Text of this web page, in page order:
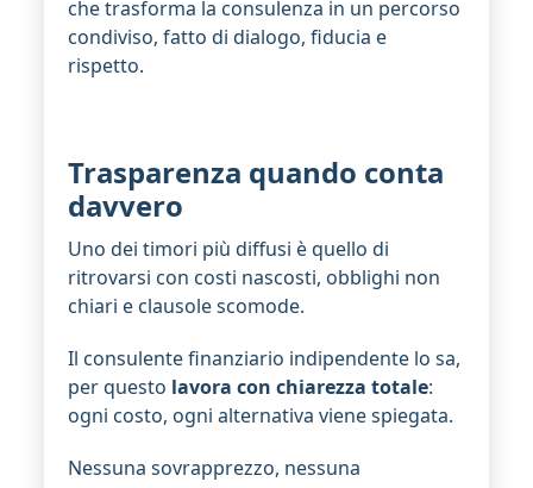
che trasforma la consulenza in un percorso
condiviso, fatto di dialogo, fiducia e
rispetto.
Trasparenza quando conta
davvero
Uno dei timori più diffusi è quello di
ritrovarsi con costi nascosti, obblighi non
chiari e clausole scomode.
Il consulente finanziario indipendente lo sa,
per questo lavora con chiarezza totale:
ogni costo, ogni alternativa viene spiegata.
Nessuna sovrapprezzo, nessuna